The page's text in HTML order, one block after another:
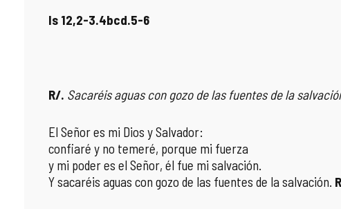
Is 12,2-3.4bcd.5-6
R/. Sacaréis aguas con gozo de las fuentes de la
El Señor es mi Dios y Salvador:
confiaré y no temeré, porque mi fuerza
y mi poder es el Señor, él fue mi salvación.
Y sacaréis aguas con gozo de las fuentes de la salvación.